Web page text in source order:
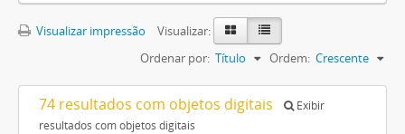
Visualizar impressão
Visualizar:
Ordenar por: Título Ordem: Crescente
74 resultados com objetos digitais
Exibir
resultados com objetos digitais